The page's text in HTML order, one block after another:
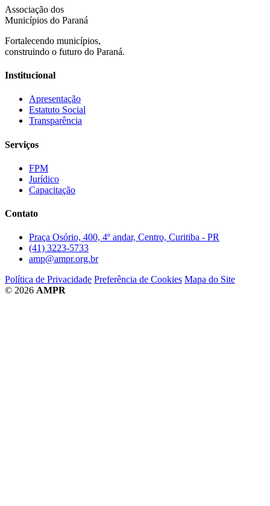
Associação dos
Municípios do Paraná
Fortalecendo municípios,
construindo o futuro do Paraná.
Institucional
Apresentação
Estatuto Social
Transparência
Serviços
FPM
Jurídico
Capacitação
Contato
Praça Osório, 400, 4º andar, Centro, Curitiba - PR
(41) 3223-5733
amp@ampr.org.br
Política de Privacidade Preferência de Cookies Mapa do Site
© 2026 AMPR